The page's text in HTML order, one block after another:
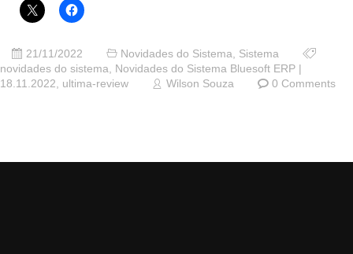
21/11/2022 Novidades do Sistema, Sistema
novidades do sistema, Novidades do Sistema Bluesoft ERP |
18.11.2022, ultima-review Wilson Souza 0 Comments